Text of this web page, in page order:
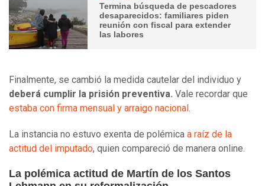
Termina búsqueda de pescadores
desaparecidos: familiares piden
reunión con fiscal para extender
las labores
Finalmente, se cambió la medida cautelar del individuo y
deberá cumplir la prisión preventiva. Vale recordar que
estaba con firma mensual y arraigo nacional.
La instancia no estuvo exenta de polémica a raíz de la
actitud del imputado, quien compareció de manera online.
La polémica actitud de Martín de los Santos